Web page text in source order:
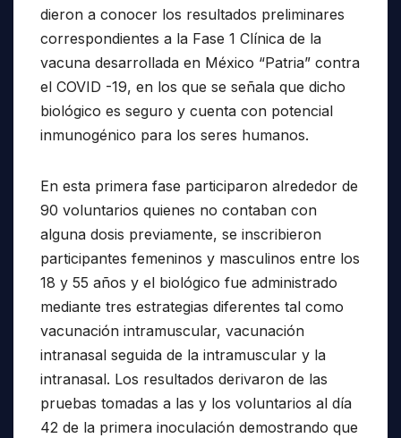
dieron a conocer los resultados preliminares
correspondientes a la Fase 1 Clínica de la
vacuna desarrollada en México “Patria” contra
el COVID -19, en los que se señala que dicho
biológico es seguro y cuenta con potencial
inmunogénico para los seres humanos.
En esta primera fase participaron alrededor de
90 voluntarios quienes no contaban con
alguna dosis previamente, se inscribieron
participantes femeninos y masculinos entre los
18 y 55 años y el biológico fue administrado
mediante tres estrategias diferentes tal como
vacunación intramuscular, vacunación
intranasal seguida de la intramuscular y la
intranasal. Los resultados derivaron de las
pruebas tomadas a las y los voluntarios al día
42 de la primera inoculación demostrando que